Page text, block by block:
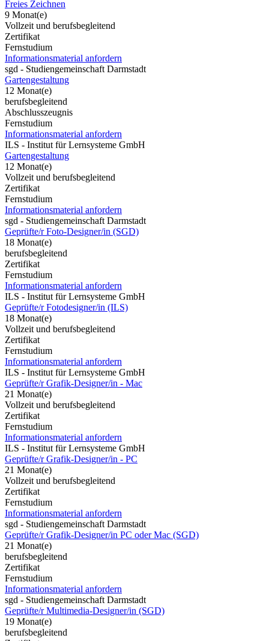
Freies Zeichnen
9 Monat(e)
Vollzeit und berufsbegleitend
Zertifikat
Fernstudium
Informationsmaterial anfordern
sgd - Studiengemeinschaft Darmstadt
Gartengestaltung
12 Monat(e)
berufsbegleitend
Abschlusszeugnis
Fernstudium
Informationsmaterial anfordern
ILS - Institut für Lernsysteme GmbH
Gartengestaltung
12 Monat(e)
Vollzeit und berufsbegleitend
Zertifikat
Fernstudium
Informationsmaterial anfordern
sgd - Studiengemeinschaft Darmstadt
Geprüfte/r Foto-Designer/in (SGD)
18 Monat(e)
berufsbegleitend
Zertifikat
Fernstudium
Informationsmaterial anfordern
ILS - Institut für Lernsysteme GmbH
Geprüfte/r Fotodesigner/in (ILS)
18 Monat(e)
Vollzeit und berufsbegleitend
Zertifikat
Fernstudium
Informationsmaterial anfordern
ILS - Institut für Lernsysteme GmbH
Geprüfte/r Grafik-Designer/in - Mac
21 Monat(e)
Vollzeit und berufsbegleitend
Zertifikat
Fernstudium
Informationsmaterial anfordern
ILS - Institut für Lernsysteme GmbH
Geprüfte/r Grafik-Designer/in - PC
21 Monat(e)
Vollzeit und berufsbegleitend
Zertifikat
Fernstudium
Informationsmaterial anfordern
sgd - Studiengemeinschaft Darmstadt
Geprüfte/r Grafik-Designer/in PC oder Mac (SGD)
21 Monat(e)
berufsbegleitend
Zertifikat
Fernstudium
Informationsmaterial anfordern
sgd - Studiengemeinschaft Darmstadt
Geprüfte/r Multimedia-Designer/in (SGD)
19 Monat(e)
berufsbegleitend